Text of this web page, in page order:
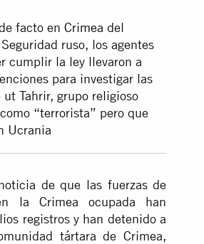
facto en Crimea del
ruso, los agentes
cumplir la ley llevaron a
para investigar las
Tahrir, grupo religioso
“terrorista” pero que
Ucrania
de que las fuerzas de
la Crimea ocupada han
registros y han detenido a
tártara de Crimea,